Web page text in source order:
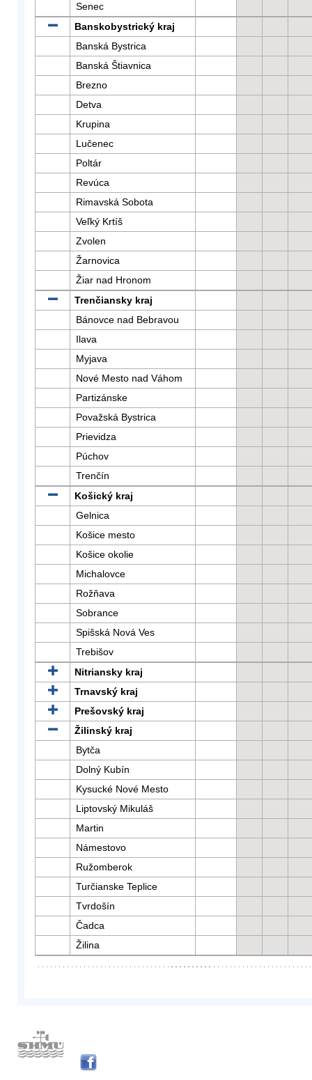
Senec
Banskobystrický kraj
Banská Bystrica
Banská Štiavnica
Brezno
Detva
Krupina
Lučenec
Poltár
Revúca
Rimavská Sobota
Veľký Krtíš
Zvolen
Žarnovica
Žiar nad Hronom
Trenčiansky kraj
Bánovce nad Bebravou
Ilava
Myjava
Nové Mesto nad Váhom
Partizánske
Považská Bystrica
Prievidza
Púchov
Trenčín
Košický kraj
Gelnica
Košice mesto
Košice okolie
Michalovce
Rožňava
Sobrance
Spišská Nová Ves
Trebišov
Nitriansky kraj
Trnavský kraj
Prešovský kraj
Žilinský kraj
Bytča
Dolný Kubín
Kysucké Nové Mesto
Liptovský Mikuláš
Martin
Námestovo
Ružomberok
Turčianske Teplice
Tvrdošín
Čadca
Žilina